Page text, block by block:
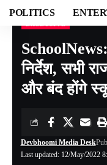
POLITICS
Devbhoomi Media>
निर्देश, सभी
और बंद होंगे
Last updated: 12/May/2022
Devbhoomi Media Desk